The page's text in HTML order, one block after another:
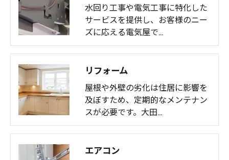
水回り工事や電気工事に特化した
サービスを提供し、お客様のニー
ズに応える電気屋で…
リフォーム
屋根や外壁の劣化は住居に影響を
及ぼすため、定期的なメンテナン
スが必要です。大田…
エアコン